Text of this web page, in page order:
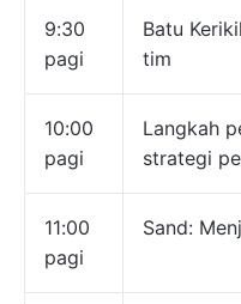
9:30
pagi
Batu
tim
10:00
pagi
Langkah
strategi
11:00
pagi
Sand: